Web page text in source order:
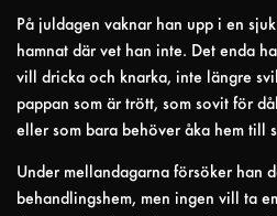
På juldagen vaknar han upp i en
hamnat där vet han inte. Det enda
vill dricka och knarka, inte längre
pappan som är trött, som sovit för
eller som bara behöver åka hem till
Under mellandagarna försöker han
behandlingshem, men ingen vill ta